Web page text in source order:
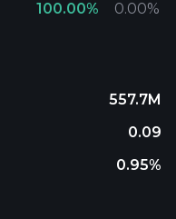
557.7M
0.09
0.95%
100.00% 0.00%